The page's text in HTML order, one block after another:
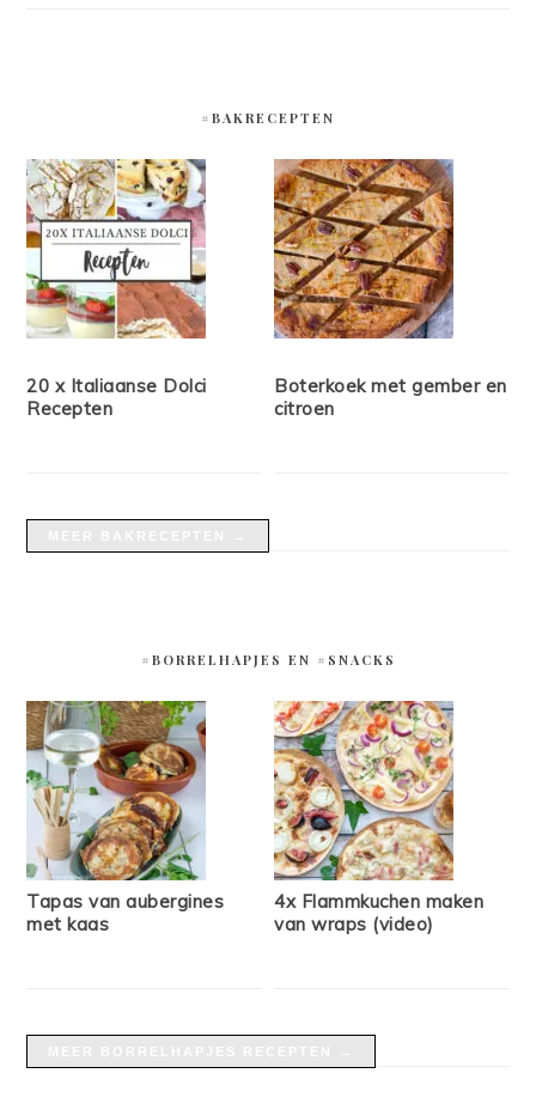
#BAKRECEPTEN
20 x Italiaanse Dolci
Recepten
Boterkoek met gember en
citroen
#BORRELHAPJES EN #SNACKS
Tapas van aubergines
met kaas
4x Flammkuchen maken
van wraps (video)